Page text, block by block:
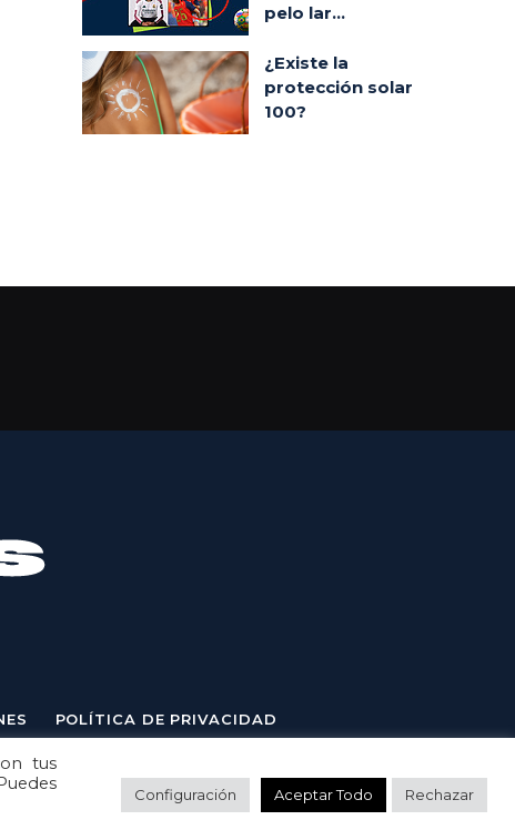
pelo lar...
¿Existe la
protección solar
100?
POLÍTICA DE PRIVACIDAD
tus
Configuración Aceptar Todo Rechazar